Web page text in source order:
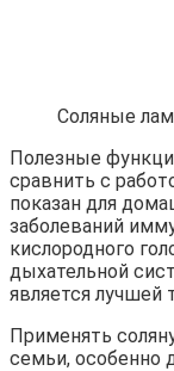
Соляные
Полезные
сравнить с
показан для
заболеваний
кислородного
дыхательной
является лучшей
Применять
семьи, особенно